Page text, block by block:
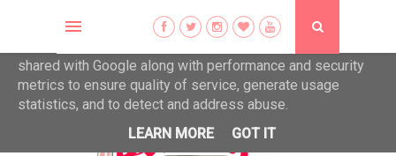
This site uses cookies from Google to deliver its services
shared with Google along with performance and security
metrics to ensure quality of service, generate usage
statistics, and to detect and address abuse.
LEARN MORE
GOT IT